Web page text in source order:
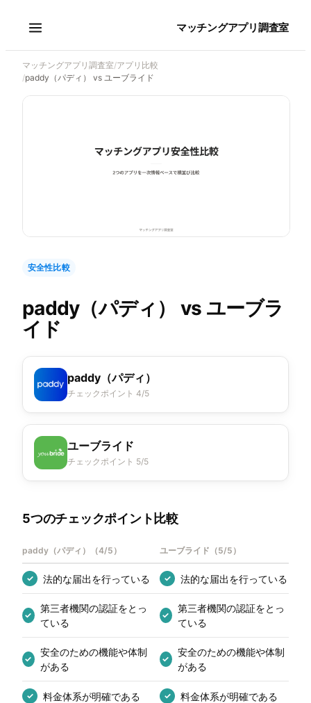
マッチングアプリ調査室
マッチングアプリ調査室/アプリ比較
/paddy（パディ） vs ユーブライド
安全性比較
paddy（パディ） vs ユーブラ
イド
paddy（パディ）
チェックポイント 4/5
ユーブライド
チェックポイント 5/5
5つのチェックポイント比較
paddy（パディ） （4/5 ） ユーブライド （5/5 ）
✓ 法的な届出を行っている ✓ 法的な届出を行っている
✓
第三者機関の認証をとっ
ている
✓
第三者機関の認証をとっ
ている
✓
安全のための機能や体制
がある
✓
安全のための機能や体制
がある
✓ 料金体系が明確である ✓ 料金体系が明確である